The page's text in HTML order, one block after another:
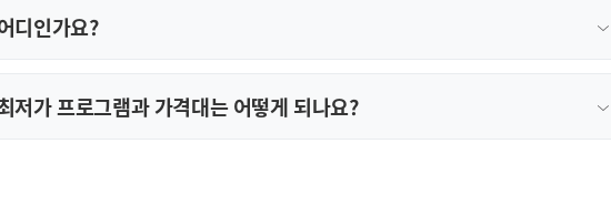
디인가요?
저가 프로그램과 가격대는 어떻게 되나요?